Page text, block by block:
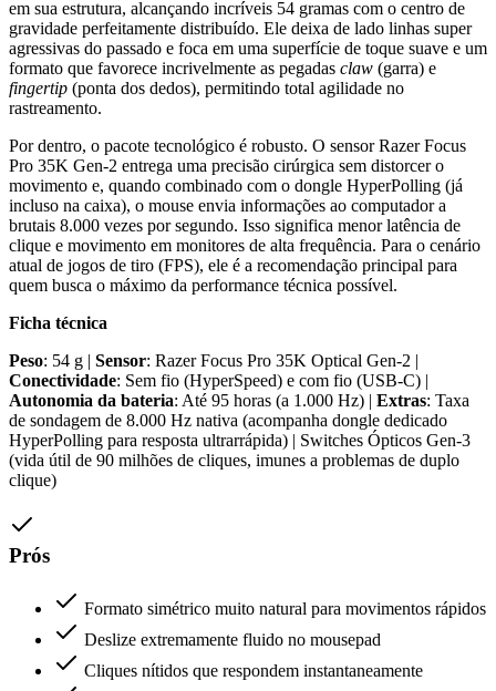
em sua estrutura, alcançando incríveis 54 gramas com o centro de
gravidade perfeitamente distribuído. Ele deixa de lado linhas super
agressivas do passado e foca em uma superfície de toque suave e um
formato que favorece incrivelmente as pegadas claw (garra) e
fingertip (ponta dos dedos), permitindo total agilidade no
rastreamento.
Por dentro, o pacote tecnológico é robusto. O sensor Razer Focus
Pro 35K Gen-2 entrega uma precisão cirúrgica sem distorcer o
movimento e, quando combinado com o dongle HyperPolling (já
incluso na caixa), o mouse envia informações ao computador a
brutais 8.000 vezes por segundo. Isso significa menor latência de
clique e movimento em monitores de alta frequência. Para o cenário
atual de jogos de tiro (FPS), ele é a recomendação principal para
quem busca o máximo da performance técnica possível.
Ficha técnica
Peso: 54 g | Sensor: Razer Focus Pro 35K Optical Gen-2 |
Conectividade: Sem fio (HyperSpeed) e com fio (USB-C) |
Autonomia da bateria: Até 95 horas (a 1.000 Hz) | Extras: Taxa
de sondagem de 8.000 Hz nativa (acompanha dongle dedicado
HyperPolling para resposta ultrarrápida) | Switches Ópticos Gen-3
(vida útil de 90 milhões de cliques, imunes a problemas de duplo
clique)
Prós
Formato simétrico muito natural para movimentos rápidos
Deslize extremamente fluido no mousepad
Cliques nítidos que respondem instantaneamente